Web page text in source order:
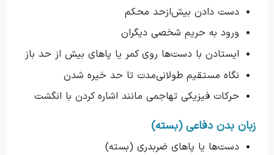
دست دادن بیش‌ازحد محکم
ورود به حریم شخصی دیگران
ایستادن با دست‌ها روی کمر یا پاهای بیش از حد باز
نگاه مستقیم طولانی‌مدت تا حد خیره شدن
حرکات فیزیکی تهاجمی مانند اشاره کردن با انگشت
زبان بدن دفاعی (بسته)
دست‌ها یا پاهای ضربدری (بسته)